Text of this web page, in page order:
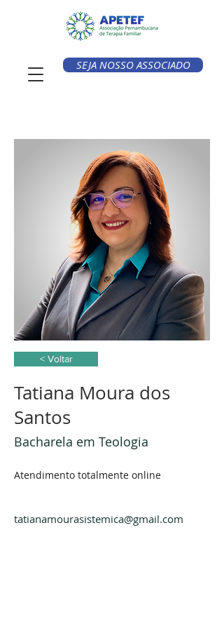
SEJA NOSSO ASSOCIADO
< Voltar
Tatiana Moura dos
Santos
Bacharela em Teologia
Atendimento totalmente online
tatianamourasistemica@gmail.com